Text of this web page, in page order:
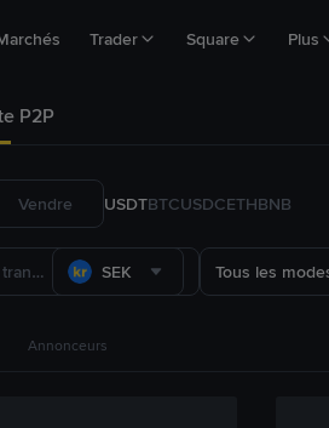
Trader Square Plus
P2P
Vendre USDTBTCUSDCETHBNB
SEK Tous les
Annonceurs